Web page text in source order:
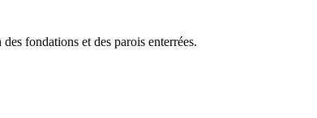
fondations et des parois enterrées.